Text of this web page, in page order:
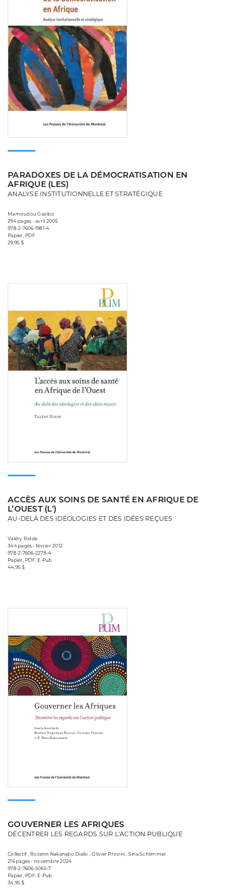
PARADOXES DE LA DÉMOCRATISATION EN
AFRIQUE (LES)
ANALYSE INSTITUTIONNELLE ET STRATÉGIQUE
Mamoudou Gazibo
294 pages • avril 2005
978-2-7606-1981-4
Papier, PDF
29,95 $
ACCÈS AUX SOINS DE SANTÉ EN AFRIQUE DE
L’OUEST (L')
AU-DELÀ DES IDÉOLOGIES ET DES IDÉES REÇUES
Valéry Ridde
344 pages • février 2012
978-2-7606-2278-4
Papier, PDF, E-Pub
44,95 $
GOUVERNER LES AFRIQUES
DÉCENTRER LES REGARDS SUR L'ACTION PUBLIQUE
Collectif , Rozenn Nakanabo Diallo , Olivier Provini , Sina Schlimmer
216 pages • novembre 2024
978-2-7606-5065-7
Papier, PDF, E-Pub
34,95 $